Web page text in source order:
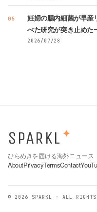
05
妊婦の腸内細菌が早産
べた研究が突き止めた
2026/07/28
SPARKL ✦
ひらめきを届ける海外ニュース
AboutPrivacyTermsContact
© 2026 SPARKL · ALL RIGHTS